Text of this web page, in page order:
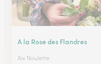
A la Rose des Flandres
Aix Noulette